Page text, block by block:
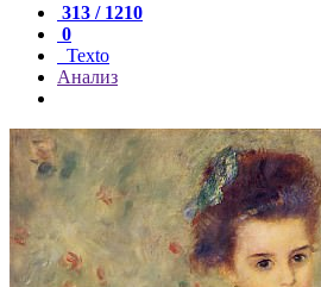
313 / 1210
0
Texto
Анализ